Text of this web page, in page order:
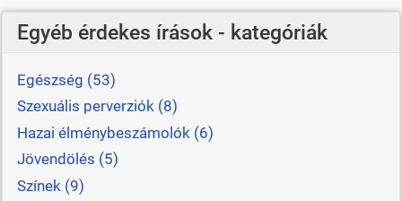
Egyéb érdekes írások - kategóriák
Egészség (53)
Szexuális perverziók (8)
Hazai élménybeszámolók (6)
Jövendölés (5)
Színek (9)